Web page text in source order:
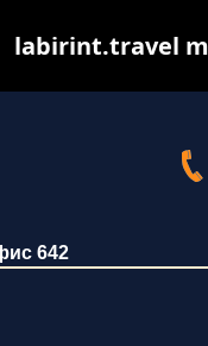
642
labirint.travel